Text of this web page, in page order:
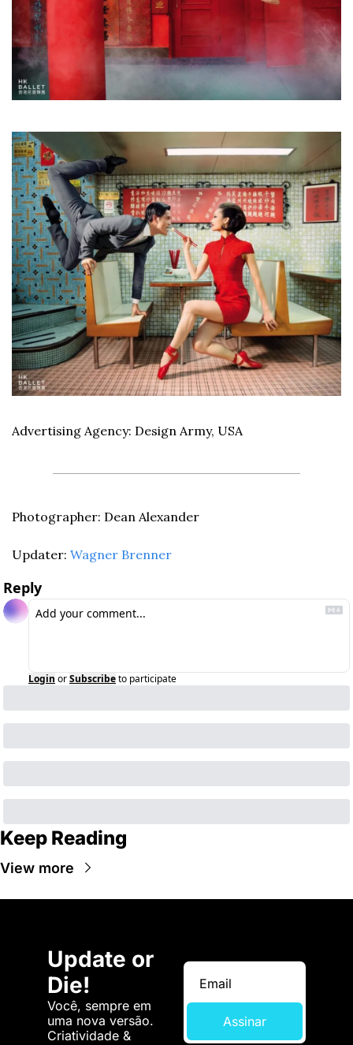
Advertising Agency: Design Army, USA
Photographer: Dean Alexander
Updater: Wagner Brenner
Reply
Login orSubscribeto participate
Keep Reading
View more
Update or
Die!
Você, sempre em
uma nova versão.
Criatividade &
Assinar